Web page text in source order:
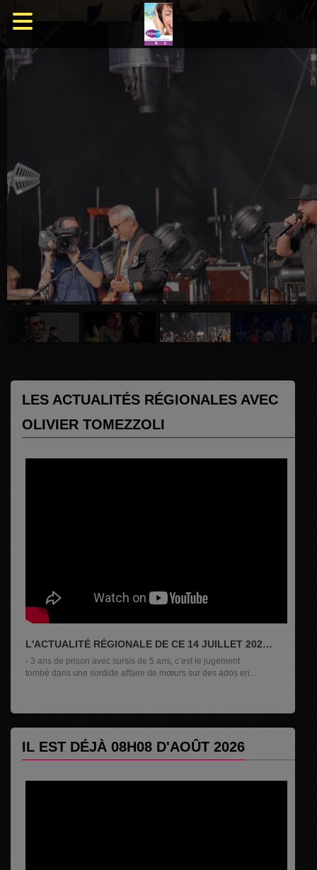
LES ACTUALITÉS RÉGIONALES AVEC
OLIVIER TOMEZZOLI
L'ACTUALITÉ RÉGIONALE DE CE 14 JUILLET 2026
AVEC OLIVIER TOMEZZOLI
- 3 ans de prison avec sursis de 5 ans, c’est le jugement
tombé dans une sordide affaire de mœurs sur des ados en...
IL EST DÉJÀ 08H08 D'AOÛT 2026